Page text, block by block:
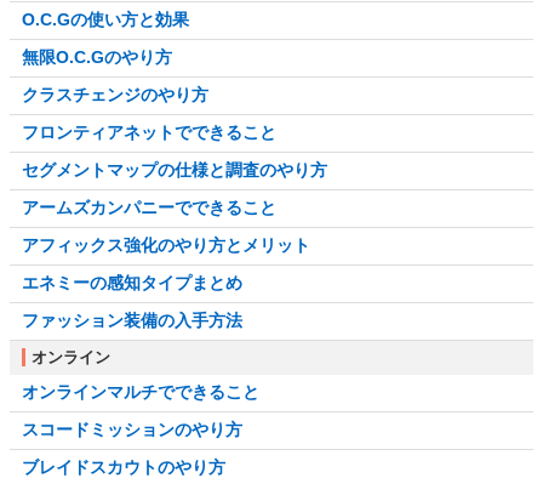
O.C.Gの使い方と効果
無限O.C.Gのやり方
クラスチェンジのやり方
フロンティアネットでできること
セグメントマップの仕様と調査のやり方
アームズカンパニーでできること
アフィックス強化のやり方とメリット
エネミーの感知タイプまとめ
ファッション装備の入手方法
オンライン
オンラインマルチでできること
スコードミッションのやり方
ブレイドスカウトのやり方